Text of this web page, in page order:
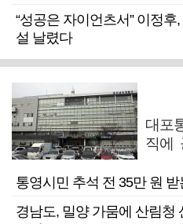
“성공은 자이언츠서” 이정
설 날렸다
대포
직에
통영시민 추석 전 35만 원 받
경남도, 밀양 가뭄에 산림청